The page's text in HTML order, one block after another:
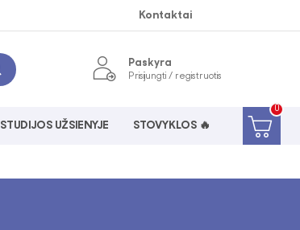
Kontaktai
Paskyra
Prisijungti / registruotis
STUDIJOS UŽSIENYJE STOVYKLOS 🔥
0